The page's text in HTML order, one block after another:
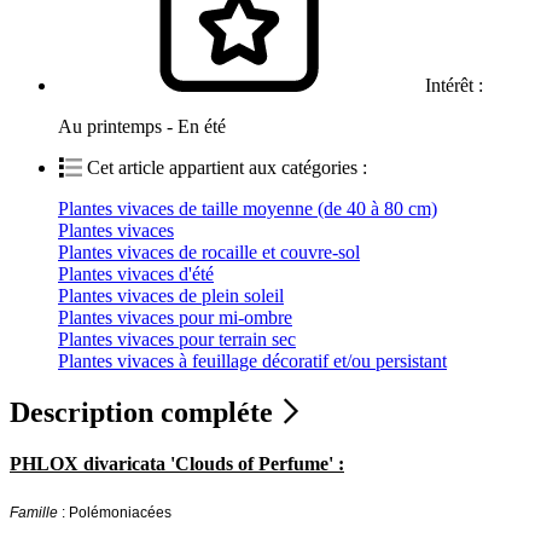
Intérêt :
Au printemps - En été
Cet article appartient aux catégories :
Plantes vivaces de taille moyenne (de 40 à 80 cm)
Plantes vivaces
Plantes vivaces de rocaille et couvre-sol
Plantes vivaces d'été
Plantes vivaces de plein soleil
Plantes vivaces pour mi-ombre
Plantes vivaces pour terrain sec
Plantes vivaces à feuillage décoratif et/ou persistant
Description compléte
PHLOX divaricata 'Clouds of Perfume' :
Famille : Polémoniacées